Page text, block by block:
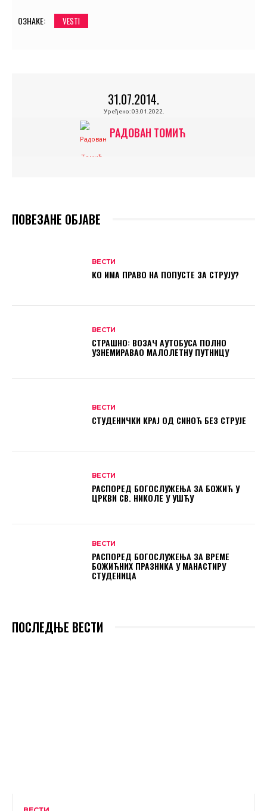
ОЗНАКЕ: VESTI
31.07.2014.
Уређено: 03.01.2022.
РАДОВАН ТОМИЋ
ПОВЕЗАНЕ ОБЈАВЕ
ВЕСТИ
КО ИМА ПРАВО НА ПОПУСТЕ ЗА СТРУЈУ?
ВЕСТИ
СТРАШНО: ВОЗАЧ АУТОБУСА ПОЛНО
УЗНЕМИРАВАО МАЛОЛЕТНУ ПУТНИЦУ
ВЕСТИ
СТУДЕНИЧКИ КРАЈ ОД СИНОЋ БЕЗ СТРУЈЕ
ВЕСТИ
РАСПОРЕД БОГОСЛУЖЕЊА ЗА БОЖИЋ У
ЦРКВИ СВ. НИКОЛЕ У УШЋУ
ВЕСТИ
РАСПОРЕД БОГОСЛУЖЕЊА ЗА ВРЕМЕ
БОЖИЋНИХ ПРАЗНИКА У МАНАСТИРУ
СТУДЕНИЦА
ПОСЛЕДЊЕ ВЕСТИ